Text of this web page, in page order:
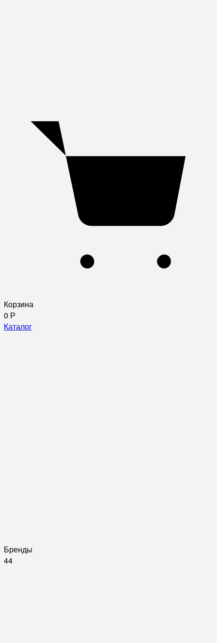
Корзина
0 Р
Каталог
Бренды
44